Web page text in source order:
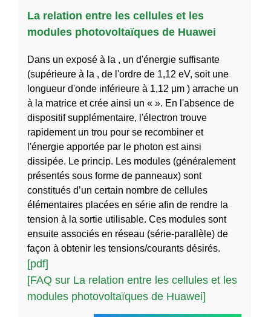
La relation entre les cellules et les
modules photovoltaïques de Huawei
Dans un exposé à la , un d'énergie suffisante
(supérieure à la , de l'ordre de 1,12 eV, soit une
longueur d'onde inférieure à 1,12 μm ) arrache un
à la matrice et crée ainsi un « ». En l'absence de
dispositif supplémentaire, l'électron trouve
rapidement un trou pour se recombiner et
l'énergie apportée par le photon est ainsi
dissipée. Le princip. Les modules (généralement
présentés sous forme de panneaux) sont
constitués d’un certain nombre de cellules
élémentaires placées en série afin de rendre la
tension à la sortie utilisable. Ces modules sont
ensuite associés en réseau (série-parallèle) de
façon à obtenir les tensions/courants désirés.
[pdf]
[FAQ sur La relation entre les cellules et les
modules photovoltaïques de Huawei]